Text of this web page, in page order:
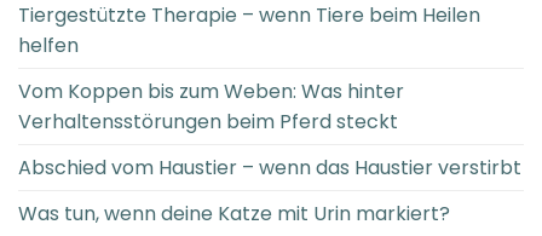
Tiergestützte Therapie – wenn Tiere beim Heilen
helfen
Vom Koppen bis zum Weben: Was hinter
Verhaltensstörungen beim Pferd steckt
Abschied vom Haustier – wenn das Haustier verstirbt
Was tun, wenn deine Katze mit Urin markiert?